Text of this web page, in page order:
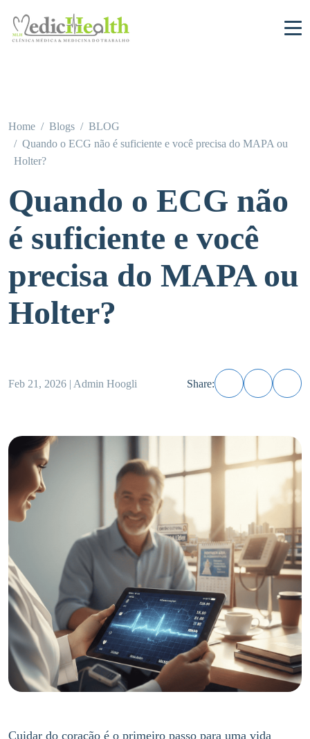
Home Blogs
BLOG
Quando o ECG não é suficiente e você precisa do MAPA ou
Holter?
Quando o ECG não
é suficiente e você
precisa do MAPA ou
Holter?
Feb 21, 2026 | Admin Hoogli Share:
Cuidar do coração é o primeiro passo para uma vida